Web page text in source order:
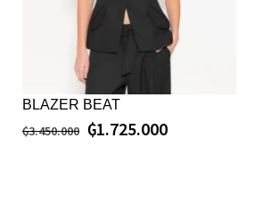
BLAZER BEAT
₲3.450.000 ₲1.725.000